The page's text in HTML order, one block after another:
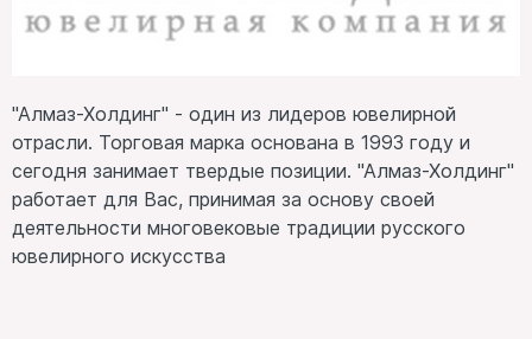
"Алмаз-Холдинг" - один из лидеров ювелирной
отрасли. Торговая марка основана в 1993 году и
сегодня занимает твердые позиции. "Алмаз-Холдинг"
работает для Вас, принимая за основу своей
деятельности многовековые традиции русского
ювелирного искусства